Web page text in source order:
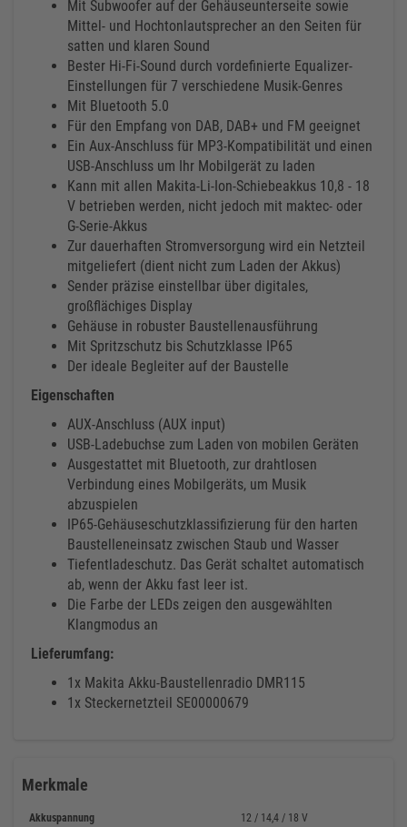
Mit Subwoofer auf der Gehäuseunterseite sowie
Mittel- und Hochtonlautsprecher an den Seiten für
satten und klaren Sound
Bester Hi-Fi-Sound durch vordefinierte Equalizer-
Einstellungen für 7 verschiedene Musik-Genres
Mit Bluetooth 5.0
Für den Empfang von DAB, DAB+ und FM geeignet
Ein Aux-Anschluss für MP3-Kompatibilität und einen
USB-Anschluss um Ihr Mobilgerät zu laden
Kann mit allen Makita-Li-Ion-Schiebeakkus 10,8 - 18
V betrieben werden, nicht jedoch mit maktec- oder
G-Serie-Akkus
Zur dauerhaften Stromversorgung wird ein Netzteil
mitgeliefert (dient nicht zum Laden der Akkus)
Sender präzise einstellbar über digitales,
großflächiges Display
Gehäuse in robuster Baustellenausführung
Mit Spritzschutz bis Schutzklasse IP65
Der ideale Begleiter auf der Baustelle
Eigenschaften
AUX-Anschluss (AUX input)
USB-Ladebuchse zum Laden von mobilen Geräten
Ausgestattet mit Bluetooth, zur drahtlosen
Verbindung eines Mobilgeräts, um Musik
abzuspielen
IP65-Gehäuseschutzklassifizierung für den harten
Baustelleneinsatz zwischen Staub und Wasser
Tiefentladeschutz. Das Gerät schaltet automatisch
ab, wenn der Akku fast leer ist.
Die Farbe der LEDs zeigen den ausgewählten
Klangmodus an
Lieferumfang:
1x Makita Akku-Baustellenradio DMR115
1x Steckernetzteil SE00000679
Merkmale
Akkuspannung 12 / 14,4 / 18 V